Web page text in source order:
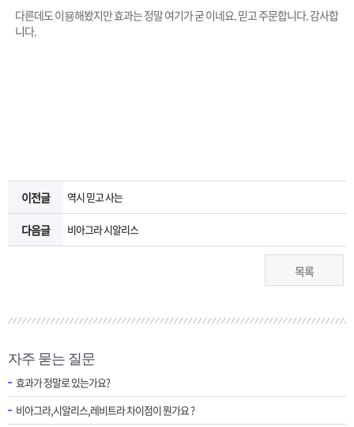
하
센
이
주
[2026구정 연휴]설 연휴 배송 및 휴무 안내
다른데도 이묭해봤지만 효과는 정말 여기가 굳 이네요. 믿고 주문합니다. 감사합
니다.
이전글 역시 믿고 사는
다음글 비아그라 시알리스
목록
자주 묻는 질문
효과가 정말로 있는가요?
비아그라,시알리스,레비트라 차이점이 뭔가요 ?